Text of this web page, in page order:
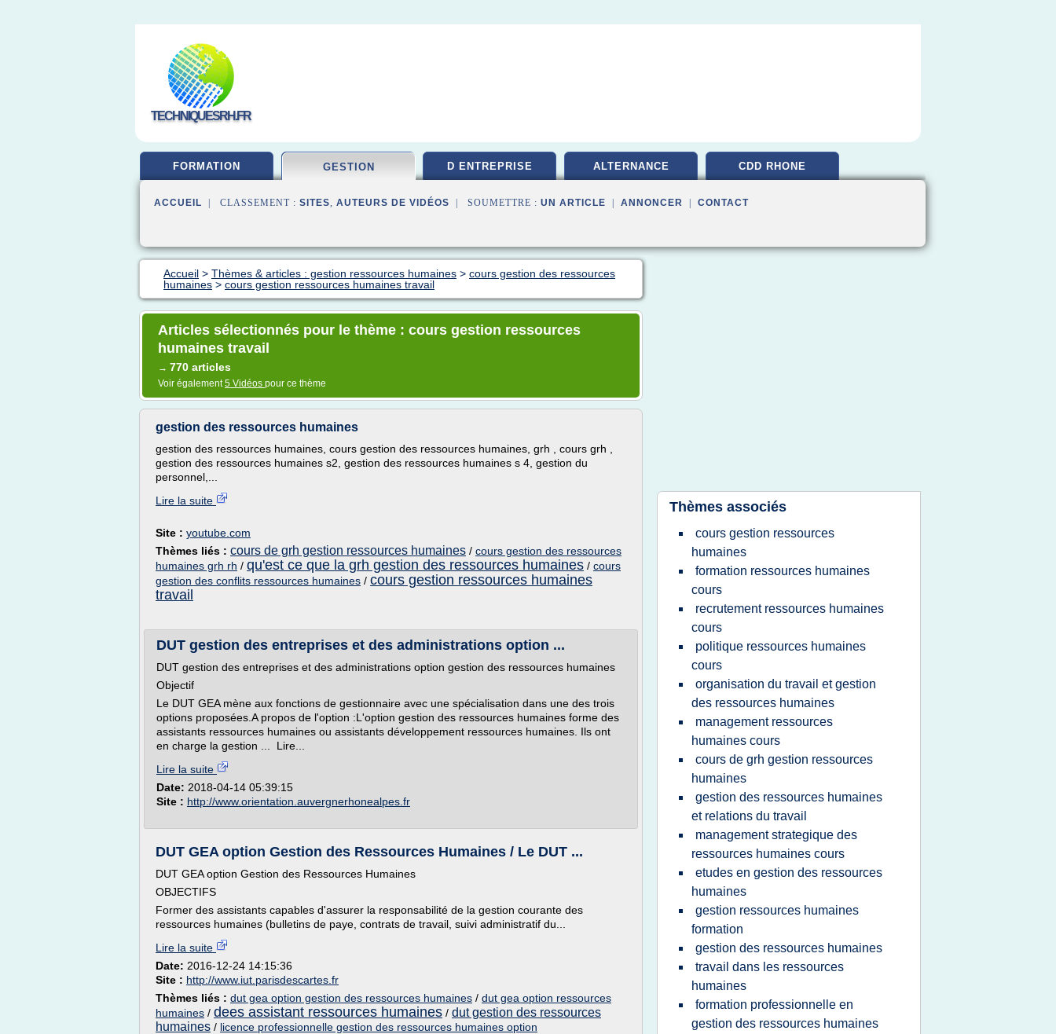
TECHNIQUESRH.FR
FORMATION GESTION D ENTREPRISE ALTERNANCE CDD RHONE
ACCUEIL | CLASSEMENT : SITES, AUTEURS DE VIDÉOS | SOUMETTRE : UN ARTICLE ANNONCER CONTACT
Accueil > Thèmes & articles : gestion ressources humaines > cours gestion des ressources
humaines > cours gestion ressources humaines travail
Articles sélectionnés pour le thème : cours gestion ressources
humaines travail
→ 770 articles
Voir également5 Vidéos pour ce thème
gestion des ressources humaines
gestion des ressources humaines, cours gestion des ressources humaines, grh , cours grh ,
gestion des ressources humaines s2, gestion des ressources humaines s 4, gestion du
personnel,...
Lire la suite
Site : youtube.com
Thèmes liés : cours de grh gestion ressources humaines / cours gestion des ressources
humaines grh rh / qu'est ce que la grh gestion des ressources humaines / cours
gestion des conflits ressources humaines / cours gestion ressources humaines
travail
DUT gestion des entreprises et des administrations option ...
DUT gestion des entreprises et des administrations option gestion des ressources humaines
Objectif
Le DUT GEA mène aux fonctions de gestionnaire avec une spécialisation dans une des trois
options proposées.A propos de l'option :L'option gestion des ressources humaines forme des
assistants ressources humaines ou assistants développement ressources humaines. Ils ont
en charge la gestion ... Lire...
Lire la suite
Date: 2018-04-14 05:39:15
Site : http://www.orientation.auvergnerhonealpes.fr
DUT GEA option Gestion des Ressources Humaines / Le DUT ...
DUT GEA option Gestion des Ressources Humaines
OBJECTIFS
Former des assistants capables d'assurer la responsabilité de la gestion courante des
ressources humaines (bulletins de paye, contrats de travail, suivi administratif du...
Lire la suite
Date: 2016-12-24 14:15:36
Site : http://www.iut.parisdescartes.fr
Thèmes liés : dut gea option gestion des ressources humaines / dut gea option ressources
humaines / dees assistant ressources humaines / dut gestion des ressources
humaines / licence professionnelle gestion des ressources humaines option
Thèmes associés
cours gestion ressources
humaines
formation ressources humaines
cours
recrutement ressources humaines
cours
politique ressources humaines
cours
organisation du travail et gestion
des ressources humaines
management ressources
humaines cours
cours de grh gestion ressources
humaines
gestion des ressources humaines
et relations du travail
management strategique des
ressources humaines cours
etudes en gestion des ressources
humaines
gestion ressources humaines
formation
gestion des ressources humaines
travail dans les ressources
humaines
formation professionnelle en
gestion des ressources humaines